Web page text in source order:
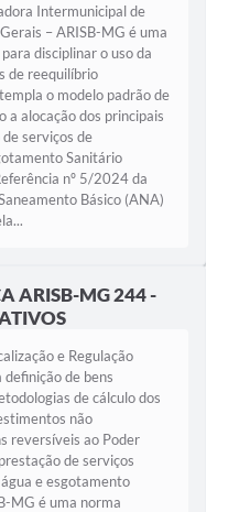
Intermunicipal de
– ARISB-MG é uma
disciplinar o uso da
de reequilíbrio
o modelo padrão de
a alocação dos principais
serviços de
Sanitário
nº 5/2024 da
Básico (ANA)
ARISB-MG 244 -
e Regulação
de bens
de cálculo dos
não
reversíveis ao Poder
de serviços
e esgotamento
MG é uma norma